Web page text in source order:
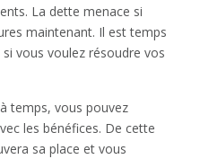
La dette menace si
maintenant. Il est temps
si vous voulez résoudre vos
temps, vous pouvez
les bénéfices. De cette
sa place et vous